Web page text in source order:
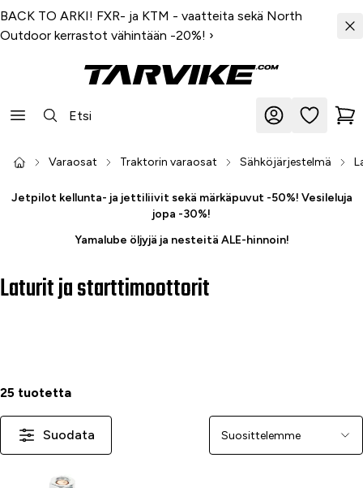
BACK TO ARKI! FXR- ja KTM - vaatteita sekä North
Outdoor kerrastot vähintään -20%! ›
Varaosat Traktorin varaosat Sähköjärjestelmä
Jetpilot kellunta- ja jettiliivit sekä märkäpuvut -50%! Vesileluja
jopa -30%!
Yamalube öljyjä ja nesteitä ALE-hinnoin!
Laturit ja starttimoottorit
25 tuotetta
Suodata Järjestä